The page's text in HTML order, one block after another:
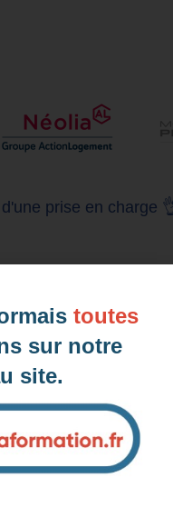
prise en charge
toutes
sur notre
site.